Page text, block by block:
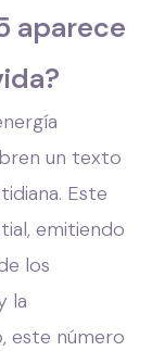
aparece
un texto
Este
emitiendo
los
la
este número